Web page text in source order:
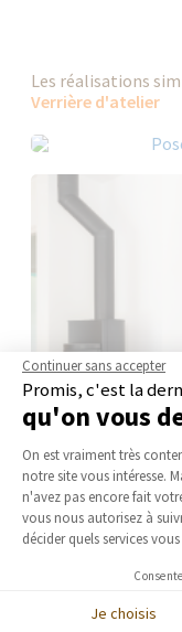
Les réalisations
Verrière d'atelier
Continuer sans accepter
Promis, c'est la
qu'on vous
Plateforme
On est vraiment très
notre site vous intéresse.
n'avez pas encore fait
vous nous autorisez à
décider quels services
Je choisis